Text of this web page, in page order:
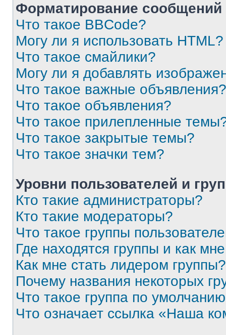
Форматирование
Что такое BBCode?
Могу ли я использовать HTML?
Что такое смайлики?
Могу ли я добавлять
Что такое важные объявления?
Что такое объявления?
Что такое прилепленные
Что такое закрытые темы?
Что такое значки тем?
Уровни пользователей и
Кто такие администраторы?
Кто такие модераторы?
Что такое группы
Где находятся группы и как
Как мне стать лидером группы?
Почему названия некоторых
Что такое группа по
Что означает ссылка «Наша